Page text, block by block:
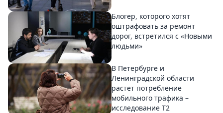
Блогер, которого хотят
оштрафовать за ремонт
дорог, встретился с «Новыми
людьми»
В Петербурге и
Ленинградской области
растет потребление
мобильного трафика –
исследование T2